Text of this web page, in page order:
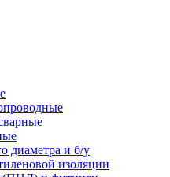
диаметра и б/у
изоляции